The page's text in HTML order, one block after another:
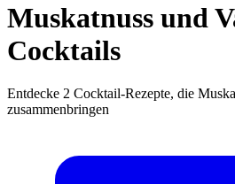
Muskatnuss und
Cocktails
Entdecke 2 Cocktail-Rezepte, die
zusammenbringen